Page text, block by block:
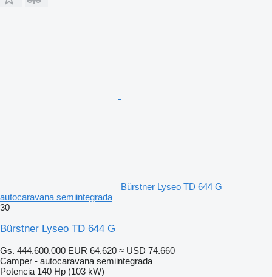
Bürstner Lyseo TD 644 G
autocaravana semiintegrada
30
Bürstner Lyseo TD 644 G
Gs. 444.600.000 EUR 64.620 ≈ USD 74.660
Camper - autocaravana semiintegrada
Potencia 140 Hp (103 kW)